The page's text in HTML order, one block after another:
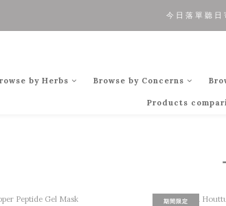
今 日 落 單 聽 日
by Herbs Browse by Concerns
Products
期間限定